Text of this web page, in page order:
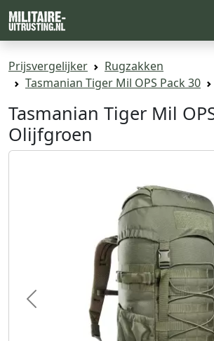
Prijsvergelijker
Rugzakken
Tasmanian Tiger Mil OPS Pack 30
Tasmanian Tiger Mil
Olijfgroen
Previous